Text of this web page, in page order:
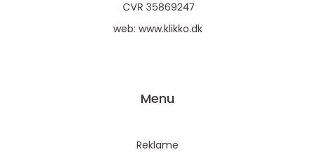
web: www.klikko.dk
Menu
Reklame